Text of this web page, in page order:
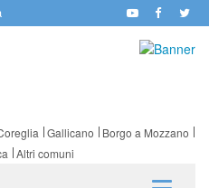
Gallicano
Borgo a Mozzano
Altri comuni